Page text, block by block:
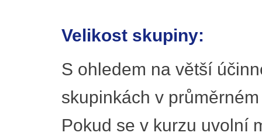
Velikost skupiny:
S ohledem na větší
skupinkách v
Pokud se v kurzu uvolní